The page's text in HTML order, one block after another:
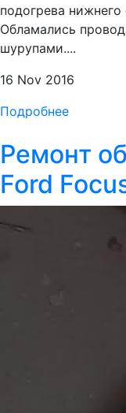
подогрева
Обламались
шурупами....
16 Nov 2016
Подробнее
Ремонт
Ford